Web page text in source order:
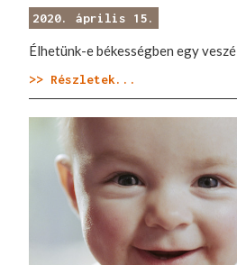
2020. április 15.
Élhetünk-e békességben egy
>> Részletek...